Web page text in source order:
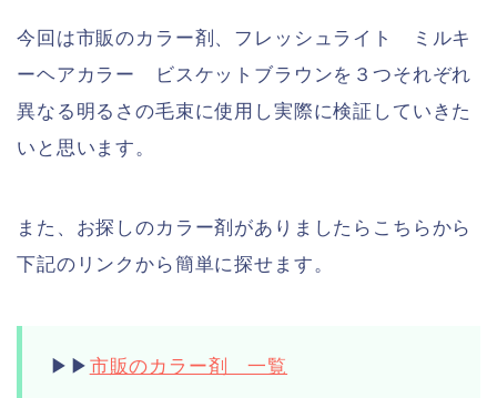
今回は市販のカラー剤、フレッシュライト ミルキ
ーヘアカラー ビスケットブラウンを３つそれぞれ
異なる明るさの毛束に使用し実際に検証していきた
いと思います。
また、お探しのカラー剤がありましたらこちらから
下記のリンクから簡単に探せます。
▶︎▶︎ 市販のカラー剤 一覧